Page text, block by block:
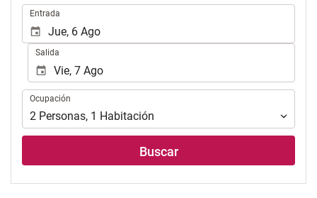
Entrada
Salida
Ocupación
Ocupación
2 Personas, 1 Habitación
Buscar